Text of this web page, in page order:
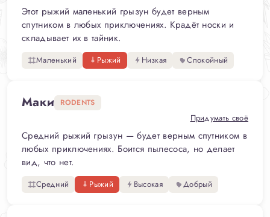
Этот рыжий маленький грызун будет верным
спутником в любых приключениях. Крадёт носки и
складывает их в тайник.
Маленький Рыжий Низкая Спокойный
Маки RODENTS
Придумать своё
Средний рыжий грызун — будет верным спутником в
любых приключениях. Боится пылесоса, но делает
вид, что нет.
Средний Рыжий Высокая Добрый